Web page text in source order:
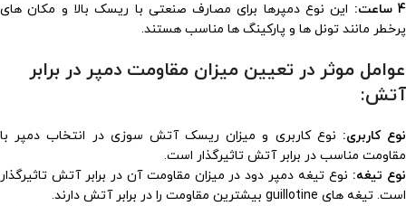
4 ساعت:
این نوع دمپرها برای مصارف صنعتی با ریسک بالا و مکان های
پرخطر مانند تونل ها و پارکینگ ها مناسب هستند.
عوامل موثر در تعیین میزان مقاومت دمپر در برابر
آتش:
نوع کاربری: نوع کاربری و میزان ریسک آتش سوزی در انتخاب دمپر با
مقاومت مناسب در برابر آتش تاثیرگذار است.
نوع تیغه: نوع تیغه دمپر دود در میزان مقاومت آن در برابر آتش تاثیرگذار
است. تیغه های guillotine بیشترین مقاومت را در برابر آتش دارند.